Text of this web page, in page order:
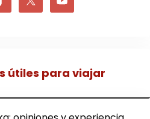
útiles para viajar